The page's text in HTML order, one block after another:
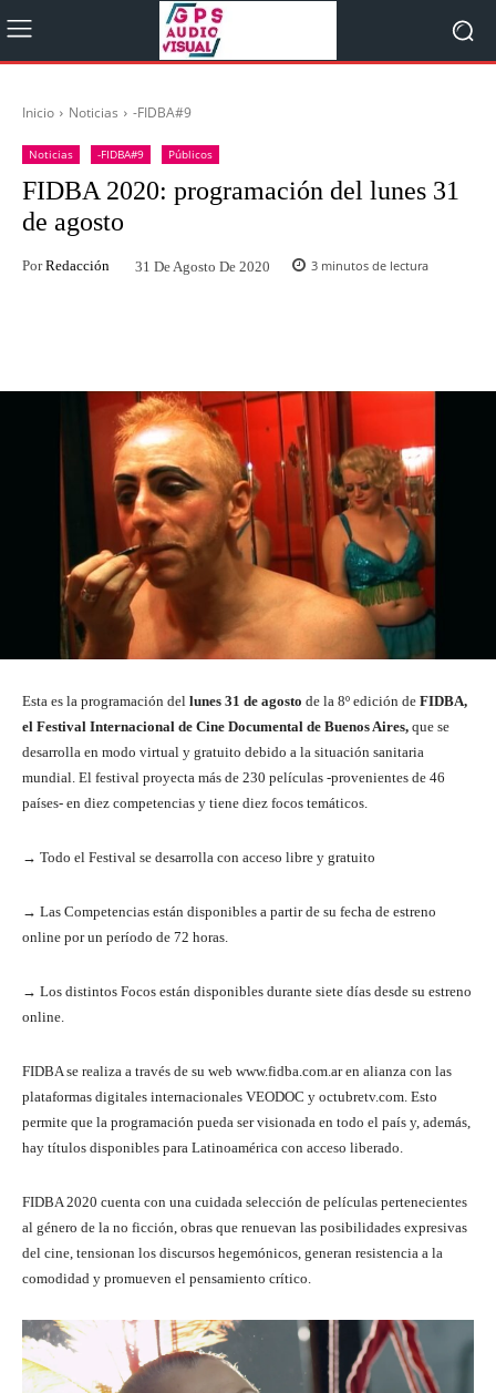
Inicio Noticias -FIDBA#9
Noticias -FIDBA#9 Públicos
FIDBA 2020: programación del lunes 31
de agosto
Por Redacción 31 De Agosto De 2020 3 minutos de lectura
Esta es la programación del lunes 31 de agosto de la 8º edición de FIDBA,
el Festival Internacional de Cine Documental de Buenos Aires, que se
desarrolla en modo virtual y gratuito debido a la situación sanitaria
mundial. El festival proyecta más de 230 películas -provenientes de 46
países- en diez competencias y tiene diez focos temáticos.
→ Todo el Festival se desarrolla con acceso libre y gratuito
→ Las Competencias están disponibles a partir de su fecha de estreno
online por un período de 72 horas.
→ Los distintos Focos están disponibles durante siete días desde su estreno
online.
FIDBA se realiza a través de su web www.fidba.com.ar en alianza con las
plataformas digitales internacionales VEODOC y octubretv.com. Esto
permite que la programación pueda ser visionada en todo el país y, además,
hay títulos disponibles para Latinoamérica con acceso liberado.
FIDBA 2020 cuenta con una cuidada selección de películas pertenecientes
al género de la no ficción, obras que renuevan las posibilidades expresivas
del cine, tensionan los discursos hegemónicos, generan resistencia a la
comodidad y promueven el pensamiento crítico.